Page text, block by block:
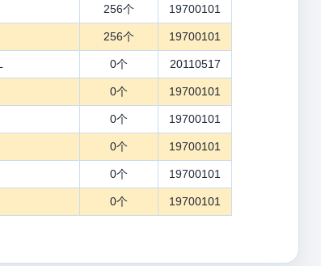
256个 19700101
256个 19700101
0个 20110517
0个 19700101
0个 19700101
0个 19700101
0个 19700101
0个 19700101